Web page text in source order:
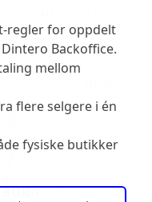
regler for oppdelt
Backoffice.
mellom
flere selgere i én
fysiske butikker